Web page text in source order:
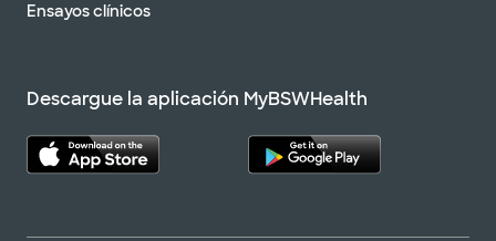
Ensayos clínicos
Descargue la aplicación MyBSWHealth